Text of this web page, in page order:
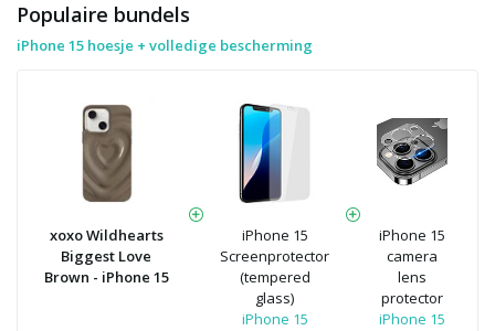
Populaire bundels
iPhone 15 hoesje + volledige bescherming
xoxo Wildhearts
Biggest Love
Brown - iPhone 15
iPhone 15
Screenprotector
(tempered
glass)
iPhone 15
iPhone 15
camera
lens
protector
iPhone 15